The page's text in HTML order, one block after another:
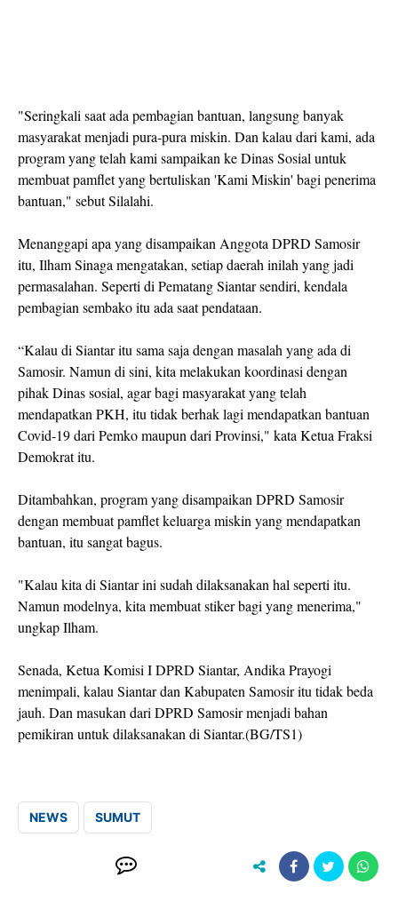
"Seringkali saat ada pembagian bantuan, langsung banyak
masyarakat menjadi pura-pura miskin. Dan kalau dari kami, ada
program yang telah kami sampaikan ke Dinas Sosial untuk
membuat pamflet yang bertuliskan 'Kami Miskin' bagi penerima
bantuan," sebut Silalahi.
Menanggapi apa yang disampaikan Anggota DPRD Samosir
itu, Ilham Sinaga mengatakan, setiap daerah inilah yang jadi
permasalahan. Seperti di Pematang Siantar sendiri, kendala
pembagian sembako itu ada saat pendataan.
“Kalau di Siantar itu sama saja dengan masalah yang ada di
Samosir. Namun di sini, kita melakukan koordinasi dengan
pihak Dinas sosial, agar bagi masyarakat yang telah
mendapatkan PKH, itu tidak berhak lagi mendapatkan bantuan
Covid-19 dari Pemko maupun dari Provinsi," kata Ketua Fraksi
Demokrat itu.
Ditambahkan, program yang disampaikan DPRD Samosir
dengan membuat pamflet keluarga miskin yang mendapatkan
bantuan, itu sangat bagus.
"Kalau kita di Siantar ini sudah dilaksanakan hal seperti itu.
Namun modelnya, kita membuat stiker bagi yang menerima,"
ungkap Ilham.
Senada, Ketua Komisi I DPRD Siantar, Andika Prayogi
menimpali, kalau Siantar dan Kabupaten Samosir itu tidak beda
jauh. Dan masukan dari DPRD Samosir menjadi bahan
pemikiran untuk dilaksanakan di Siantar.(BG/TS1)
NEWS SUMUT